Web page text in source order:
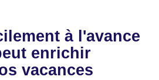
à l'avance
enrichir
vacances